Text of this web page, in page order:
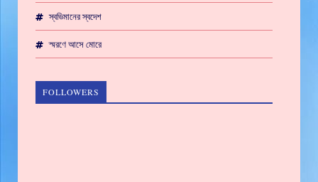
স্বভিমানের স্বদেশ
স্মরণে আসে মোরে
FOLLOWERS